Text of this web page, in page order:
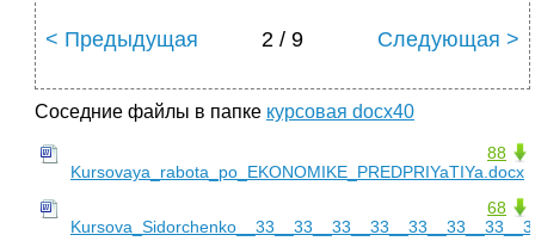
< Предыдущая 2 / 9 Следующая >
Соседние файлы в папке курсовая docx40
88
Kursovaya_rabota_po_EKONOMIKE_PREDPRIYaTIYa.docx
68